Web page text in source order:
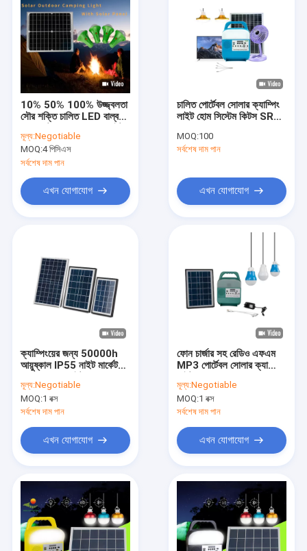
পণ্য
ভিডিও
10% 50% 100% উজ্জ্বলতা
সৌর শক্তি চালিত LED বাল্ব
মূল্য:Negotiable
MOQ:4 পিসিএস
সর্বশেষ দাম পান
এখন যোগাযোগ
চালিত পোর্টেবল সোলার ক্যাম্পিং
লাইট হোম সিস্টেম কিটস SRE-
MOQ:100
সর্বশেষ দাম পান
এখন যোগাযোগ
ক্যাম্পিংয়ের জন্য 50000h
আয়ুষ্কাল IP55 নাইট মার্কেট
মূল্য:Negotiable
MOQ:1 বক্স
সর্বশেষ দাম পান
এখন যোগাযোগ
ফোন চার্জার সহ রেডিও এফএম
MP3 পোর্টেবল সোলার ক্যাম্পিং
মূল্য:Negotiable
MOQ:1 বক্স
সর্বশেষ দাম পান
এখন যোগাযোগ